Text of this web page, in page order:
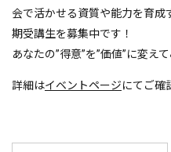
会で活かせる資質や能力を育成
期受講生を募集中です！
あなたの”得意”を”価値”に変え
詳細はイベントページにてご確